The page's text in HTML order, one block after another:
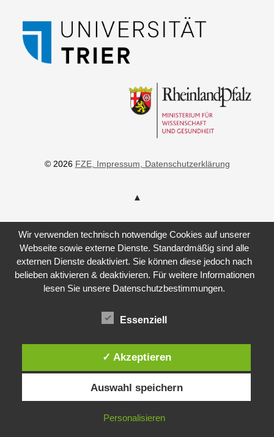
© 2026 FZE, Impressum , Datenschutzerklärung
Wir verwenden technisch notwendige Cookies auf unserer
Webseite sowie externe Dienste. Standardmäßig sind alle
externen Dienste deaktiviert. Sie können diese jedoch nach
belieben aktivieren & deaktivieren. Für weitere Informationen
lesen Sie unsere Datenschutzbestimmungen.
Essenziell
✓ Akzeptieren
Auswahl speichern
Personalisieren